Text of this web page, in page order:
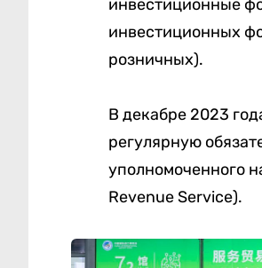
инвестиционные
инвестиционных
розничных).
В декабре 2023
регулярную
уполномоченного
Revenue Service).